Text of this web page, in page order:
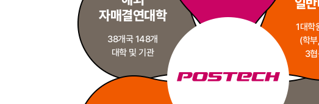
1대학
(학
3
자매결연대학
38개국 148개
대학 및 기관